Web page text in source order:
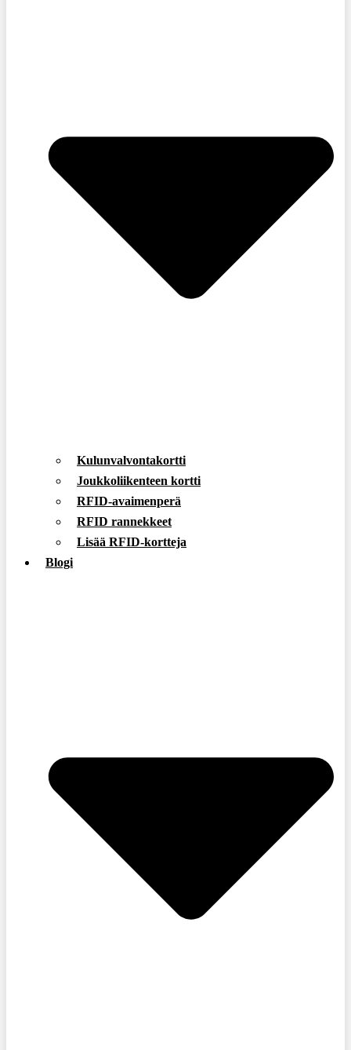
Kulunvalvontakortti
Joukkoliikenteen kortti
RFID-avaimenperä
RFID rannekkeet
Lisää RFID-kortteja
Blogi